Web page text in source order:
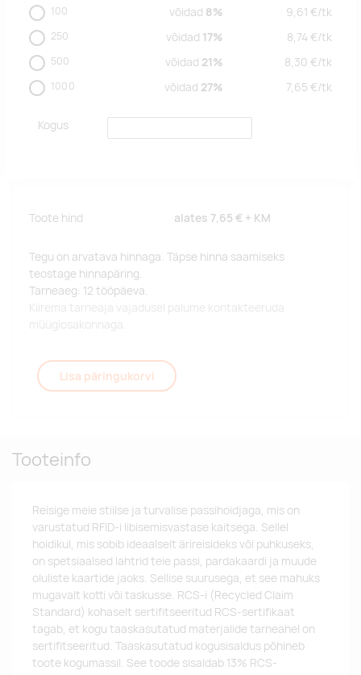
100 võidad 8% 9,61 €/tk
250 võidad 17% 8,74 €/tk
500 võidad 21% 8,30 €/tk
1000 võidad 27% 7,65 €/tk
Kogus
Toote hind alates 7,65 € + KM
Tegu on arvatava hinnaga. Täpse hinna saamiseks
teostage hinnapäring.
Tarneaeg: 12 tööpäeva.
Kiirema tarneaja vajadusel palume kontakteeruda
müügiosakonnaga.
Lisa päringukorvi
Tooteinfo
Reisige meie stiilse ja turvalise passihoidjaga, mis on
varustatud RFID-i libisemisvastase kaitsega. Sellel
hoidikul, mis sobib ideaalselt ärireisideks või puhkuseks,
on spetsiaalsed lahtrid teie passi, pardakaardi ja muude
oluliste kaartide jaoks. Sellise suurusega, et see mahuks
mugavalt kotti või taskusse. RCS-i (Recycled Claim
Standard) kohaselt sertifitseeritud RCS-sertifikaat
tagab, et kogu taaskasutatud materjalide tarneahel on
sertifitseeritud. Taaskasutatud kogusisaldus põhineb
toote kogumassil. See toode sisaldab 13% RCS-